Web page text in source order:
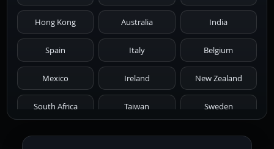
1976 1975 1974 1973 1972
1971 1970 1969 1968 1967
1966 1965 1964 1963 1962
1959 1955
Hong Kong Australia India
Spain Italy Belgium
Mexico Ireland New Zealand
South Africa Taiwan Sweden
Netherlands Russia Poland